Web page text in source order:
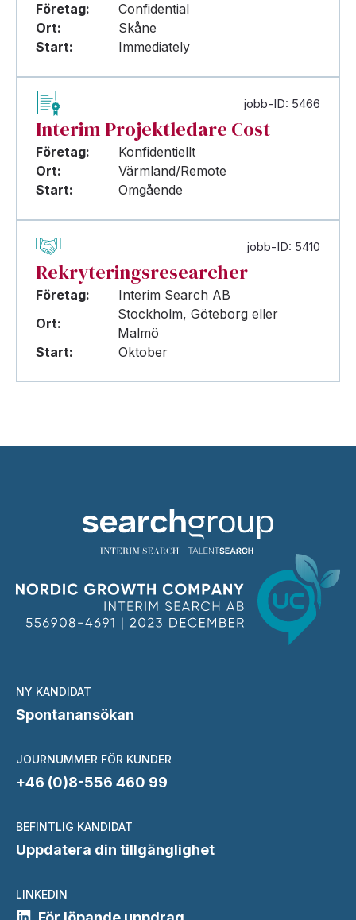
Företag:
Confidential
Ort:
Skåne
Start:
Immediately
jobb-ID: 5466
Interim Projektledare Cost
Företag:
Konfidentiellt
Ort:
Värmland/Remote
Start:
Omgående
jobb-ID: 5410
Rekryteringsresearcher
Företag:
Interim Search AB
Ort:
Stockholm, Göteborg eller
Malmö
Start:
Oktober
NY KANDIDAT
Spontanansökan
JOURNUMMER FÖR KUNDER
+46 (0)8-556 460 99
BEFINTLIG KANDIDAT
Uppdatera din tillgänglighet
LINKEDIN